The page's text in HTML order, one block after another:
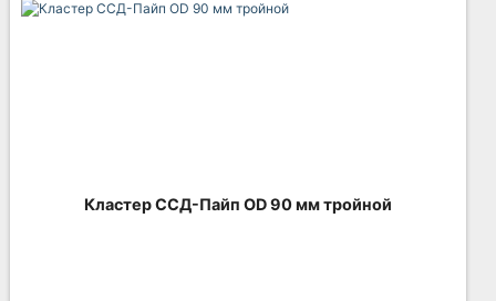
Кластер ССД-Пайп OD 90 мм тройной